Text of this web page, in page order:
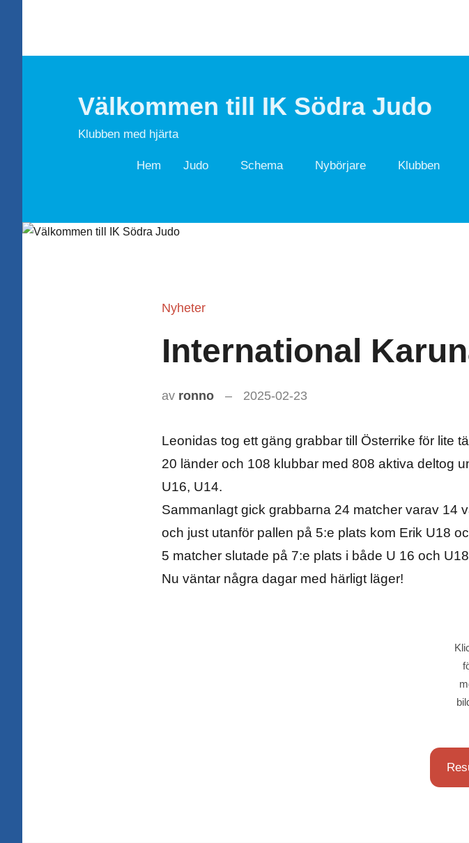
Välkommen till IK Södra Judo
Klubben med hjärta
Hem Judo Schema Nybörjare Klubben
Nyheter
International
av ronno 2025-02-23
Leonidas tog ett gäng grabbar till Österrike för lite
20 länder och 108 klubbar med 808 aktiva deltog
U16, U14.
Sammanlagt gick grabbarna 24 matcher varav 14
och just utanför pallen på 5:e plats kom Erik U18
5 matcher slutade på 7:e plats i både U 16 och
Nu väntar några dagar med härligt läger!